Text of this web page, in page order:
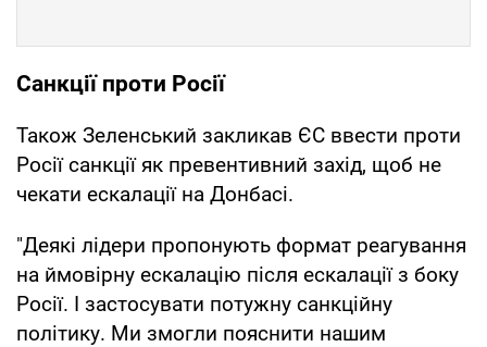
Санкції проти Росії
Також Зеленський закликав ЄС ввести проти
Росії санкції як превентивний захід, щоб не
чекати ескалації на Донбасі.
"Деякі лідери пропонують формат реагування
на ймовірну ескалацію після ескалації з боку
Росії. І застосувати потужну санкційну
політику. Ми змогли пояснити нашим